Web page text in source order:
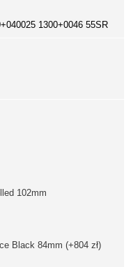
1300+0046 55SR
102mm
Black 84mm (+804 zł)